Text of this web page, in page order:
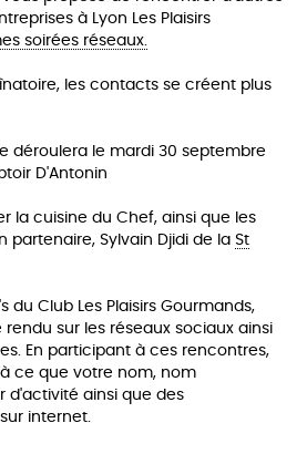
à Lyon Les Plaisirs
soirées réseaux.
les contacts se créent plus
déroulera le mardi 30 septembre
D'Antonin
la cuisine du Chef, ainsi que les
partenaire, Sylvain Djidi de la St
du Club Les Plaisirs Gourmands,
sur les réseaux sociaux ainsi
En participant à ces rencontres,
ce que votre nom, nom
d'activité ainsi que des
internet.